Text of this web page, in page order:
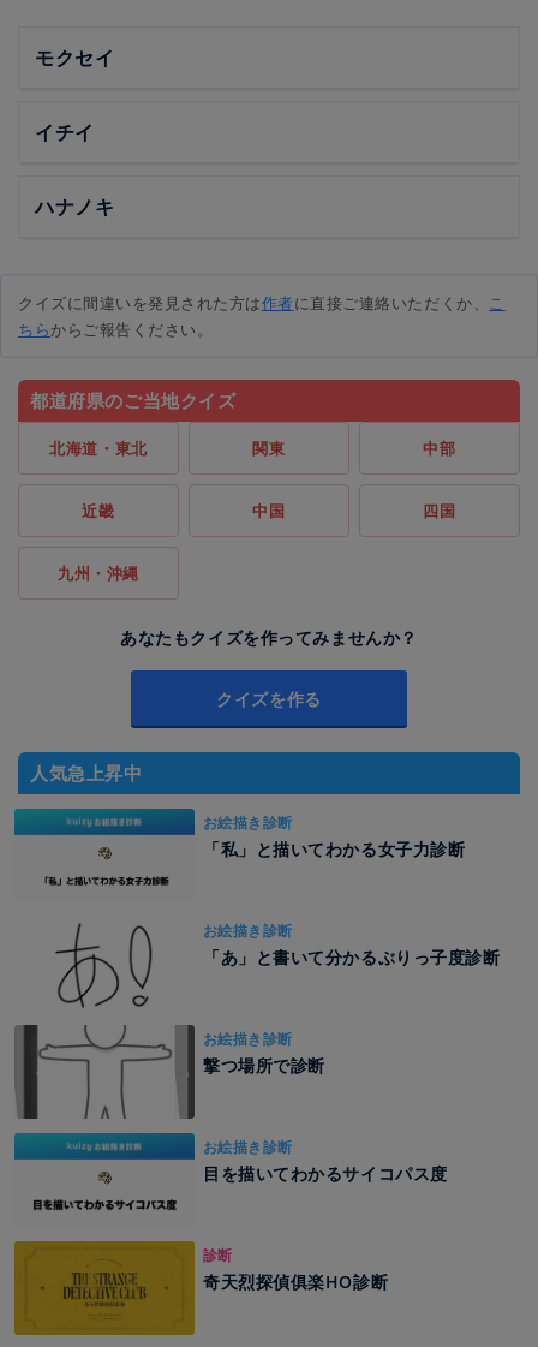
モクセイ
イチイ
ハナノキ
クイズに間違いを発見された方は作者に直接ご連絡いただくか、 こ
ちらからご報告ください。
都道府県のご当地クイズ
北海道・東北 関東 中部
近畿 中国 四国
九州・沖縄
あなたもクイズを作ってみませんか？
クイズを作る
人気急上昇中
お絵描き診断
「私」と描いてわかる女子力診断
お絵描き診断
「あ」と書いて分かるぶりっ子度診断
お絵描き診断
撃つ場所で診断
お絵描き診断
目を描いてわかるサイコパス度
診断
奇天烈探偵俱楽HO診断